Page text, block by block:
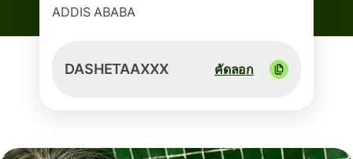
ADDIS ABABA
DASHETAAXXX คัดลอก